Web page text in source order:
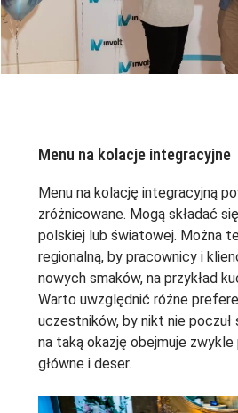
Menu na kolacje integracyjne
Menu na kolację integracyjną
zróżnicowane. Mogą składać
polskiej lub światowej. Można
regionalną, by pracownicy i
nowych smaków, na przykład
Warto uwzględnić różne
uczestników, by nikt nie poczuł
na taką okazję obejmuje
główne i deser.